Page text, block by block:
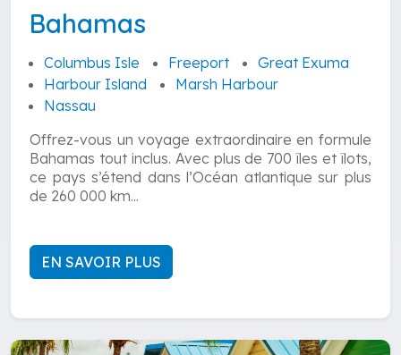
Bahamas
Columbus Isle Freeport
Great Exuma
Harbour Island
Marsh Harbour
Nassau
Offrez-vous un voyage extraordinaire en formule
Bahamas tout inclus. Avec plus de 700 îles et îlots,
ce pays s’étend dans l’Océan atlantique sur plus
de 260 000 km...
EN SAVOIR PLUS